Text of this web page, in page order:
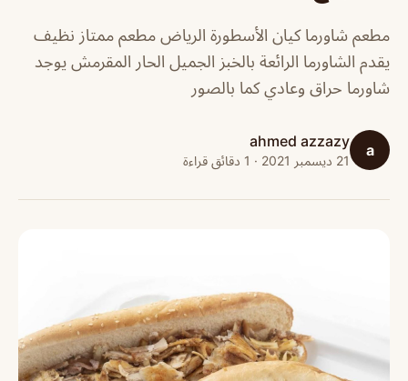
مطعم شاورما كيان الأسطورة الرياض مطعم ممتاز نظيف
يقدم الشاورما الرائعة بالخبز الجميل الحار المقرمش يوجد
شاورما حراق وعادي كما بالصور
a
ahmed azzazy
21 ديسمبر 2021 · 1 دقائق قراءة